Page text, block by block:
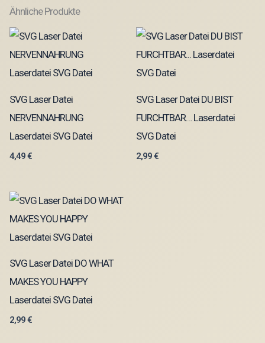
Ähnliche Produkte
SVG Laser Datei
NERVENNAHRUNG
Laserdatei SVG Datei
4,49€
SVG Laser Datei DU BIST
FURCHTBAR… Laserdatei
SVG Datei
2,99€
SVG Laser Datei DO WHAT
MAKES YOU HAPPY
Laserdatei SVG Datei
2,99€